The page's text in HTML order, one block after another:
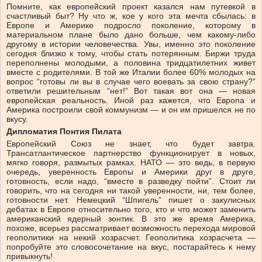
Помните, как европейский проект казался нам путевкой в
счастливый быт? Ну что ж, кое у кого эта мечта сбылась: в
Европе и Америке подросло поколение, которому в
материальном плане было дано больше, чем какому-либо
другому в истории человечества. Увы, именно это поколение
сегодня близко к тому, чтобы стать потерянным. Биржи труда
переполнены молодыми, а половина тридцатилетних живет
вместе с родителями. В той же Италии более 60% молодых на
вопрос “готовы ли вы в случае чего воевать за свою страну?”
ответили решительным “нет!” Вот такая вот она — новая
европейская реальность. Иной раз кажется, что Европа и
Америка построили свой коммунизм — и он им пришелся не по
вкусу.
Дипломатия Понтия Пилата
Европейский Союз не знает, что будет завтра.
Трансатлантическое партнерство функционирует в новых,
мягко говоря, размытых рамках. НАТО — это ведь, в первую
очередь, уверенность Европы и Америки друг в друге,
готовность, если надо, “вместе в разведку пойти”. Стоит ли
говорить, что на сегодня ни такой уверенности, ни, тем более,
готовности нет. Немецкий “Шпигель” пишет о закулисных
дебатах в Европе относительно того, кто и что может заменить
американский ядерный зонтик. В это же время Америка,
похоже, всерьез рассматривает возможность перехода мировой
геополитики на некий хозрасчет. Геополитика хозрасчета —
попробуйте это словосочетание на вкус, постарайтесь к нему
привыкнуть!